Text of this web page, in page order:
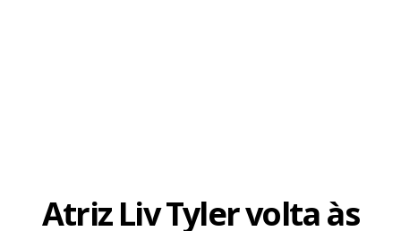
Atriz Liv Tyler volta às